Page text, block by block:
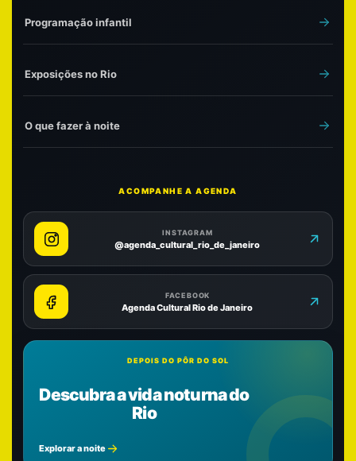
Programação infantil
Exposições no Rio
O que fazer à noite
ACOMPANHE A AGENDA
INSTAGRAM
@agenda_cultural_rio_de_janeiro
FACEBOOK
Agenda Cultural Rio de Janeiro
DEPOIS DO PÔR DO SOL
Descubra a vida noturna do
Rio
Explorar a noite